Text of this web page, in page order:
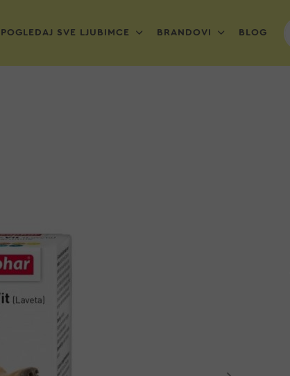
POGLEDAJ SVE LJUBIMCE BRANDOVI BLOG